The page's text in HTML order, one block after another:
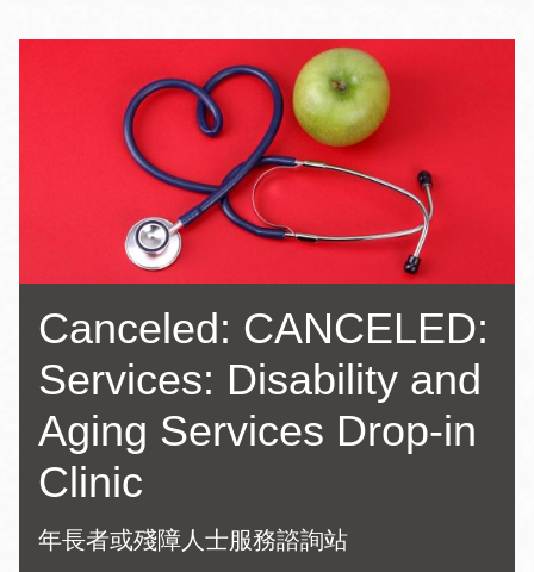
連
Canceled: CANCELED:
Services: Disability and
Aging Services Drop-in
Clinic
年長者或殘障人士服務諮詢站